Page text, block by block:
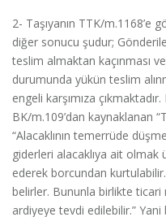
2- Taşıyanın TTK/m.1168’e
diğer sonucu şudur;
teslim almaktan kaçınması
durumunda yükün teslim
engeli karşımıza
BK/m.109’dan kaynaklanan
“Alacaklının temerrüde
giderleri alacaklıya ait
ederek borcundan
belirler. Bununla birlikte
ardiyeye tevdi edilebilir.” Yani